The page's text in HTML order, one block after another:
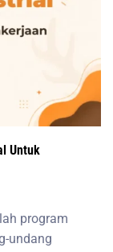
Untuk
program
undang